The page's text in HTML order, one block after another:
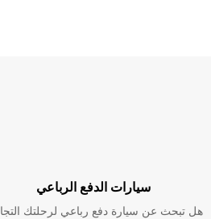
الآنسيارات الدفع الرباعي
هل تبحث عن سيارة دفع رباعي لرحلتك